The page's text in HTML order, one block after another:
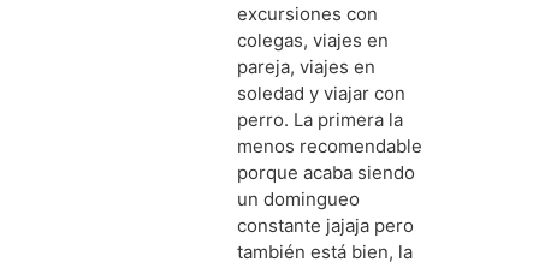
excursiones con
colegas, viajes en
pareja, viajes en
soledad y viajar con
perro. La primera la
menos recomendable
porque acaba siendo
un domingueo
constante jajaja pero
también está bien, la